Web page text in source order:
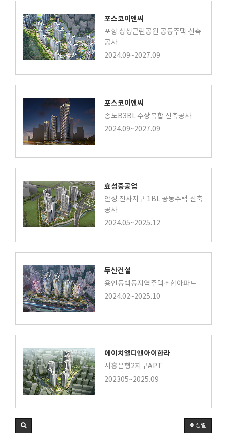
포스코이앤씨
포항 상생근린공원 공동주택 신축
공사
2024.09~2027.09
포스코이앤씨
송도B3BL 주상복합 신축공사
2024.09~2027.09
효성중공업
안성 진사지구 1BL 공동주택 신축
공사
2024.05~2025.12
두산건설
용인동백동지역주택조합아파트
2024.02~2025.10
에이치엘디앤아이한라
시흥은행2지구APT
202305~2025.09
정렬